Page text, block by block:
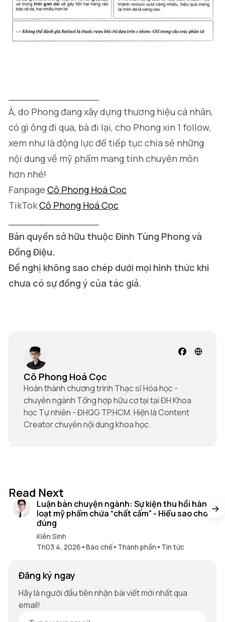
À, do Phong đang xây dựng thương hiệu cá nhân,
có gì ông đi qua, bà đi lại, cho Phong xin 1 follow,
xem như là động lực để tiếp tục chia sẻ những
nội dung về mỹ phẩm mang tính chuyên môn
hơn nhé!
Fanpage Cô Phong Hoá Cọc
TikTokCô Phong Hoá Cọc
Bản quyền sở hữu thuộc Đinh Tùng Phong và
Đồng Điệu.
Đề nghị không sao chép dưới mọi hình thức khi
chưa có sự đồng ý của tác giả.
Cô Phong Hoá Cọc
Hoàn thành chương trình Thạc sĩ Hóa học -
chuyên ngành Tổng hợp hữu cơ tại tại ĐH Khoa
học Tự nhiên - ĐHQG TP.HCM. Hiện là Content
Creator chuyên nội dung khoa học.
Read Next
Luận bàn chuyện ngành: Sự kiện thu hồi hàng
loạt mỹ phẩm chứa “chất cấm” - Hiểu sao cho
đúng
Kiên Sinh
Th03 4, 2026 •Bào chế• Thành phần • Tin tức
Đăng ký ngay
Hãy là người đầu tiên nhận bài viết mới nhất qua
email!